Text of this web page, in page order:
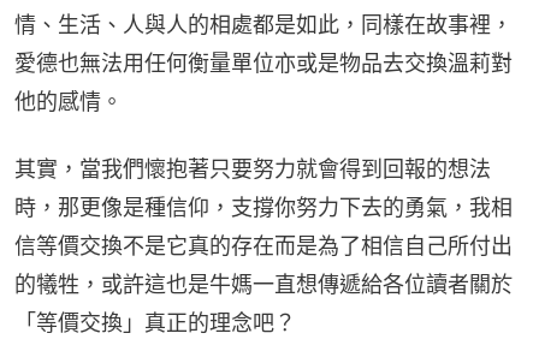
情、生活、人與人的相處都是如此，同樣在故事裡，
愛德也無法用任何衡量單位亦或是物品去交換溫莉對
他的感情。
其實，當我們懷抱著只要努力就會得到回報的想法
時，那更像是種信仰，支撐你努力下去的勇氣，我相
信等價交換不是它真的存在而是為了相信自己所付出
的犧牲，或許這也是牛媽一直想傳遞給各位讀者關於
「等價交換」真正的理念吧？